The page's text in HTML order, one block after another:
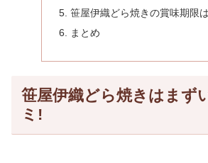
笹屋伊織どら焼きの賞味期限
まとめ
笹屋伊織どら焼きはまず
ミ!